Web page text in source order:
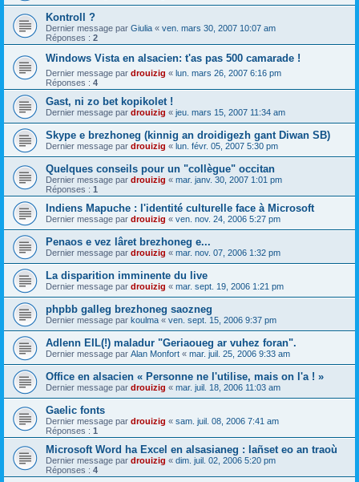
Kontroll ?
Dernier message par Giulia « ven. mars 30, 2007 10:07 am
Réponses : 2
Windows Vista en alsacien: t'as pas 500 camarade !
Dernier message par drouizig « lun. mars 26, 2007 6:16 pm
Réponses : 4
Gast, ni zo bet kopikolet !
Dernier message par drouizig « jeu. mars 15, 2007 11:34 am
Skype e brezhoneg (kinnig an droidigezh gant Diwan SB)
Dernier message par drouizig « lun. févr. 05, 2007 5:30 pm
Quelques conseils pour un "collègue" occitan
Dernier message par drouizig « mar. janv. 30, 2007 1:01 pm
Réponses : 1
Indiens Mapuche : l'identité culturelle face à Microsoft
Dernier message par drouizig « ven. nov. 24, 2006 5:27 pm
Penaos e vez lâret brezhoneg e...
Dernier message par drouizig « mar. nov. 07, 2006 1:32 pm
La disparition imminente du live
Dernier message par drouizig « mar. sept. 19, 2006 1:21 pm
phpbb galleg brezhoneg saozneg
Dernier message par koulma « ven. sept. 15, 2006 9:37 pm
Adlenn EIL(!) maladur "Geriaoueg ar vuhez foran".
Dernier message par Alan Monfort « mar. juil. 25, 2006 9:33 am
Office en alsacien « Personne ne l'utilise, mais on l'a ! »
Dernier message par drouizig « mar. juil. 18, 2006 11:03 am
Gaelic fonts
Dernier message par drouizig « sam. juil. 08, 2006 7:41 am
Réponses : 1
Microsoft Word ha Excel en alsasianeg : lañset eo an traoù
Dernier message par drouizig « dim. juil. 02, 2006 5:20 pm
Réponses : 4